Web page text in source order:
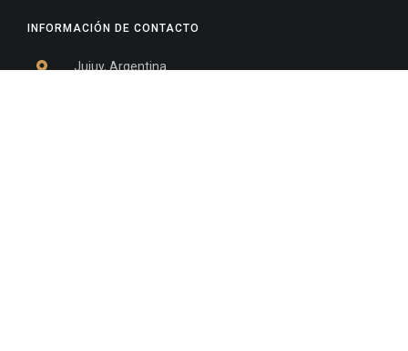
INFORMACIÓN DE CONTACTO
Jujuy, Argentina